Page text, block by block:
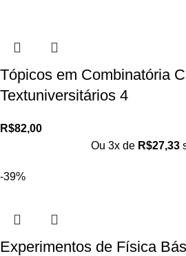
Tópicos em Combinatória
Textuniversitários 4
R$82,00
Ou 3x de R$27,33
-39%
Experimentos de Física